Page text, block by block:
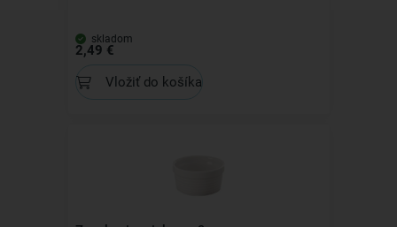
skladom
2,49 €
Vložiť do košíka